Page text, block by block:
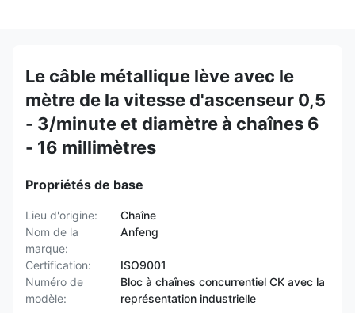
Le câble métallique lève avec le
mètre de la vitesse d'ascenseur 0,5
- 3/minute et diamètre à chaînes 6
- 16 millimètres
Propriétés de base
Lieu d'origine:
Chaîne
Nom de la
marque:
Anfeng
Certification:
ISO9001
Numéro de
modèle:
Bloc à chaînes concurrentiel CK avec la
représentation industrielle